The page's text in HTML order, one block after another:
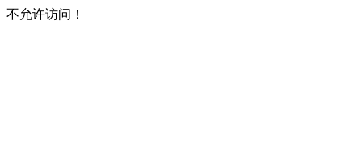
不允许访问！